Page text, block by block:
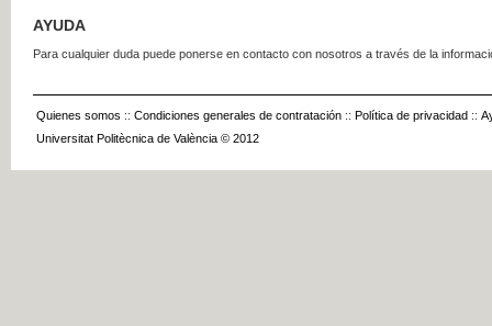
AYUDA
Para cualquier duda puede ponerse en contacto con nosotros a través de la
Quienes somos :: Condiciones generales de contratación :: Política de privacidad ::
Universitat Politècnica de València © 2012